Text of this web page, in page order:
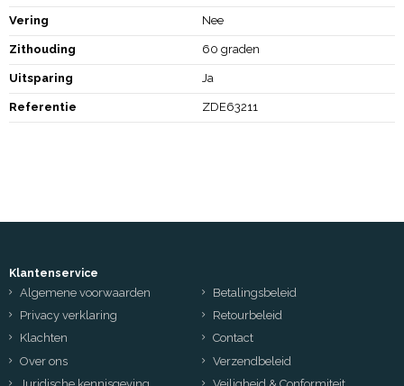
Vering Nee
Zithouding 60 graden
Uitsparing Ja
Referentie ZDE63211
Klantenservice
Algemene voorwaarden
Betalingsbeleid
Privacy verklaring
Retourbeleid
Klachten
Contact
Over ons
Verzendbeleid